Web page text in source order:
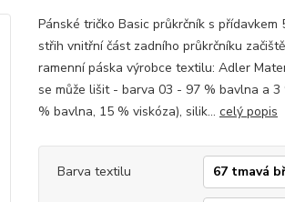
Pánské tričko Basic průkrčník s
střih vnitřní část zadního průkrčníku
ramenní páska výrobce textilu: Adler
se může lišit - barva 03 - 97 % bavlna a
% bavlna, 15 % viskóza), silik... celý popis
Barva textilu